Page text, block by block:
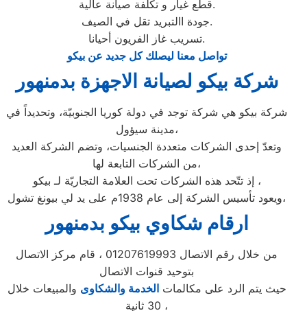
قطع غيار و تكلفة صيانة عالية.
جودة االتبريد تقل في الصيف.
تسريب غاز الفريون أحيانا.
تواصل معنا ليصلك كل جديد عن بيكو
شركة بيكو لصيانة الاجهزة بدمنهور
شركة بيكو هي شركة توجد في دولة كوريا الجنوبيّة، وتحديداً في
مدينة سيؤول،
وتعدّ إحدى الشركات متعددة الجنسيات، وتضم الشركة العديد
من الشركات التابعة لها،
إذ تتّحد هذه الشركات تحت العلامة التجاريّة لـ بيكو ،
ويعود تأسيس الشركة إلى عام 1938م على يد لي بيونغ تشول،
ارقام شكاوي بيكو بدمنهور
من خلال رقم الاتصال 01207619993 ، قام مركز الاتصال
بتوحيد قنوات الاتصال
حيث يتم الرد على مكالماتالخدمة والشكاوى والمبيعات خلال
30 ثانية ،